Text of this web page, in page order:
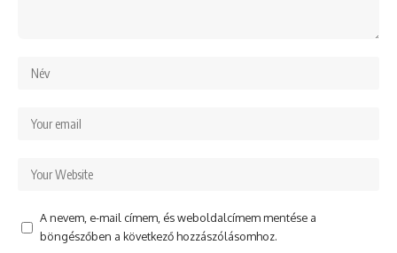
A nevem, e-mail címem, és weboldalcímem mentése a
böngészőben a következő hozzászólásomhoz.